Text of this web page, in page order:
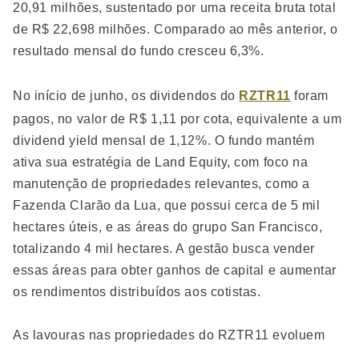
20,91 milhões, sustentado por uma receita bruta total
de R$ 22,698 milhões. Comparado ao mês anterior, o
resultado mensal do fundo cresceu 6,3%.
No início de junho, os dividendos do RZTR11 foram
pagos, no valor de R$ 1,11 por cota, equivalente a um
dividend yield mensal de 1,12%. O fundo mantém
ativa sua estratégia de Land Equity, com foco na
manutenção de propriedades relevantes, como a
Fazenda Clarão da Lua, que possui cerca de 5 mil
hectares úteis, e as áreas do grupo San Francisco,
totalizando 4 mil hectares. A gestão busca vender
essas áreas para obter ganhos de capital e aumentar
os rendimentos distribuídos aos cotistas.
As lavouras nas propriedades do RZTR11 evoluem